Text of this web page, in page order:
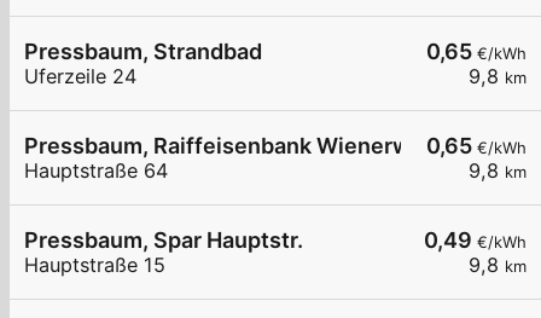
0,65 €/kWh
9,8 km
Pressbaum, Strandbad
Uferzeile 24
0,65 €/kWh
9,8 km
Pressbaum, Raiffeisenbank Wienerwald
Hauptstraße 64
0,49 €/kWh
9,8 km
Pressbaum, Spar Hauptstr.
Hauptstraße 15